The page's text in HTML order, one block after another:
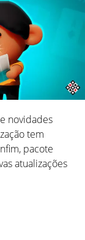
novidades
tem
pacote
atualizações